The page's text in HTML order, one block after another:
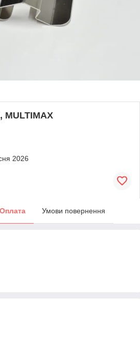
MULTIMAX
2026
Оплата Умови повернення